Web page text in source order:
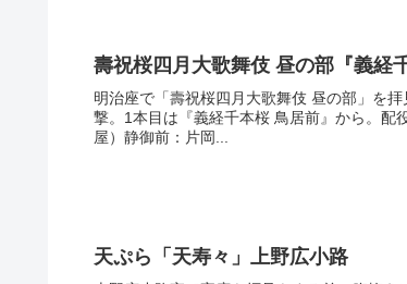
壽祝桜四月大歌舞伎 昼の部『義経
明治座で「壽祝桜四月大歌舞伎 昼の部」を
撃。1本目は『義経千本桜 鳥居前』から。配
屋）静御前：片岡...
天ぷら「天寿々」上野広小路